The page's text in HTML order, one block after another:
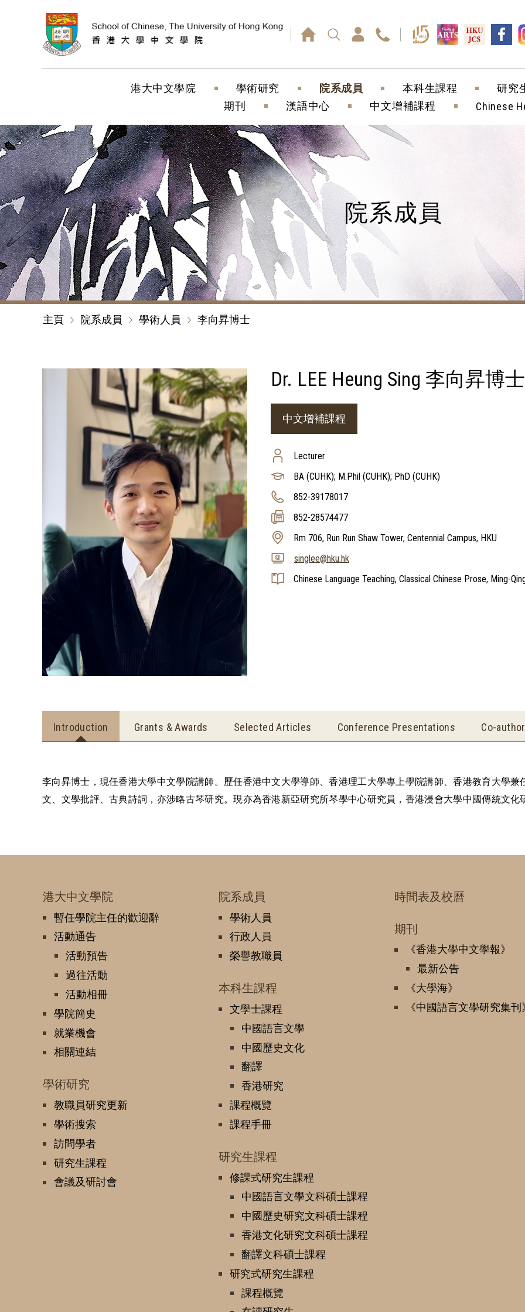
港大中文學院 學術研究 院系成員 本科生課程
研究
期刊
漢語中心 中文增補課程 Chinese
院系成員
主頁 院系成員 學術人員 李向昇博士
Dr. LEE Heung Sing 李向昇博士
中文增補課程
Lecturer
BA (CUHK); M.Phil (CUHK); PhD (CUHK)
852-39178017
852-28574477
Rm 706, Run Run Shaw Tower, Centennial Campus, HKU
singlee@hku.hk
Chinese Language Teaching, Classical Chinese Prose, Ming-
Introduction Grants & Awards Selected Articles Conference Presentations Co-
李向昇博士，現任香港大學中文學院講師。歷任香港中文大學導師、香港理工大學專上學院講師、香港教育大學
文、文學批評、古典詩詞，亦涉略古琴研究。現亦為香港新亞研究所琴學中心研究員，香港浸會大學中國傳統文化
港大中文學院
暫任學院主任的歡迎辭
活動通告
活動預告
過往活動
活動相冊
學院簡史
就業機會
相關連結
學術研究
教職員研究更新
學術搜索
訪問學者
研究生課程
會議及研討會
院系成員
學術人員
行政人員
榮譽教職員
本科生課程
文學士課程
中國語言文學
中國歷史文化
翻譯
香港研究
課程概覽
課程手冊
研究生課程
修課式研究生課程
中國語言文學文科碩士課程
中國歷史研究文科碩士課程
香港文化研究文科碩士課程
翻譯文科碩士課程
研究式研究生課程
課程概覽
時間表及校曆
期刊
《香港大學中文學報》
最新公告
《大學海》
《中國語言文學研究集刊